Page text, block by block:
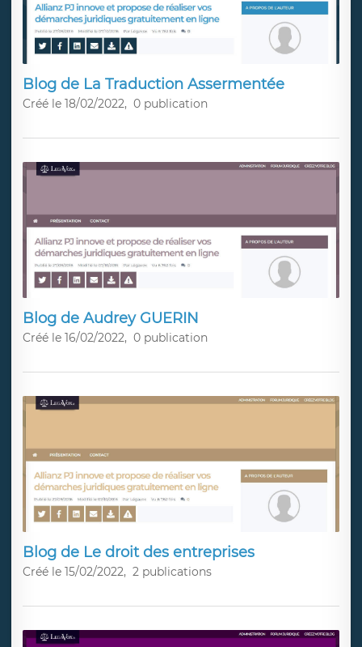
Blog de La Traduction Assermentée
Créé le 18/02/2022, 0 publication
Blog de Audrey GUERIN
Créé le 16/02/2022, 0 publication
Blog de Le droit des entreprises
Créé le 15/02/2022, 2 publications